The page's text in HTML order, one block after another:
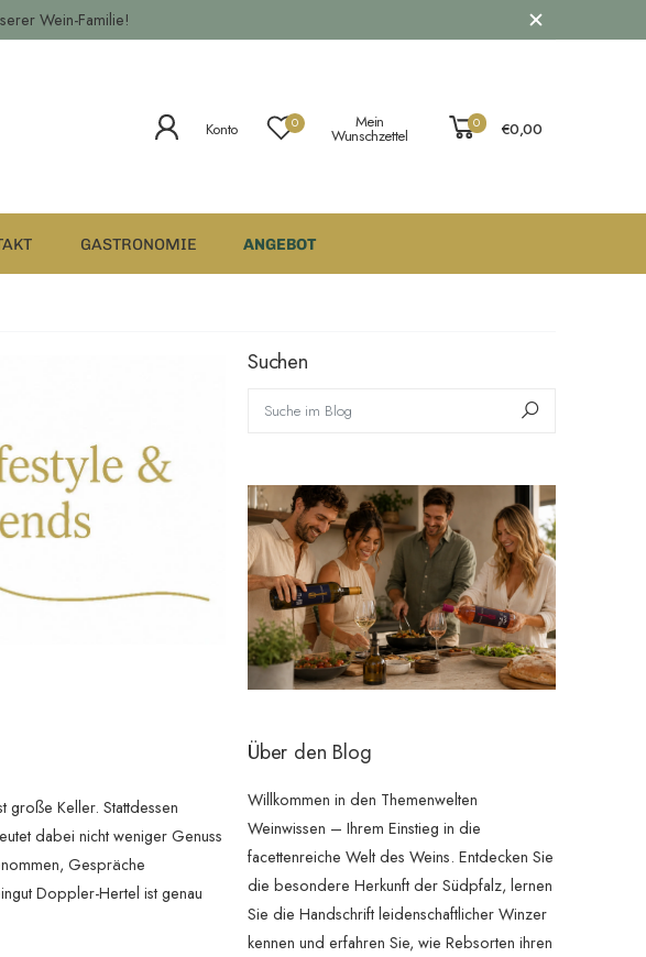
Wein-Familie!
Konto 0 Mein
Wunschzettel
0 €0,00
GASTRONOMIE ANGEBOT
große Keller. Stattdessen
dabei nicht weniger Genuss
Gespräche
Doppler-Hertel ist genau
Suchen
Suche im Blog
Suchen
Über den Blog
Willkommen in den Themenwelten
Weinwissen – Ihrem Einstieg in die
facettenreiche Welt des Weins. Entdecken Sie
die besondere Herkunft der Südpfalz, lernen
Sie die Handschrift leidenschaftlicher Winzer
kennen und erfahren Sie, wie Rebsorten ihren